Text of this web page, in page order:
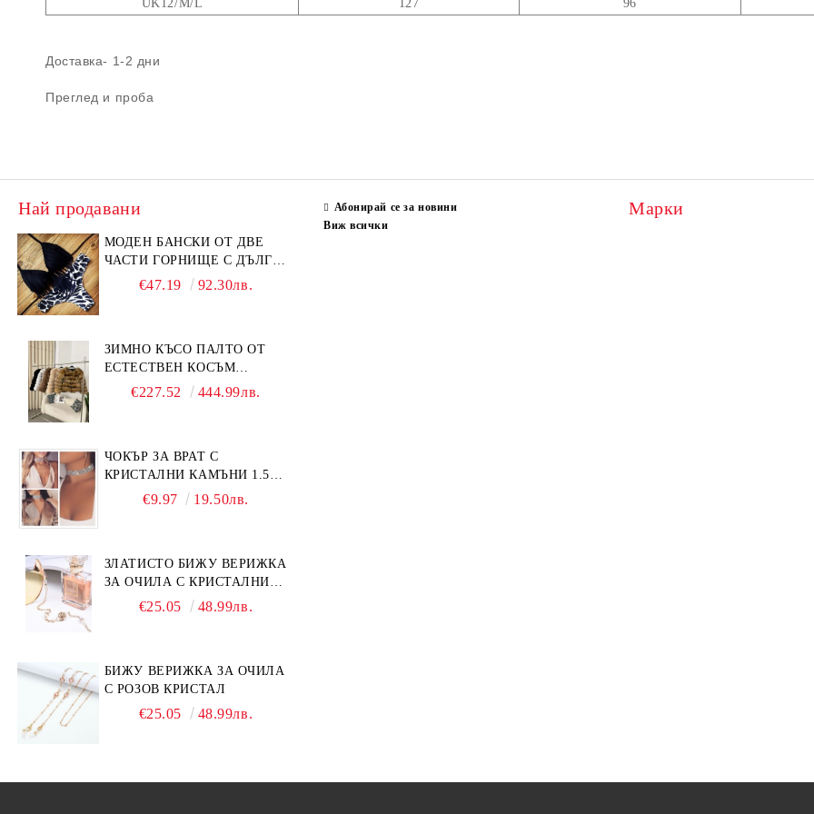
UK12/M/L
127 96
Доставка- 1-2 дни
Преглед и проба
Най продавани
МОДЕН БАНСКИ ОТ ДВЕ
ЧАСТИ ГОРНИЩЕ С ДЪЛГИ
РЕСНИ€47.19 92.30лв.
ЗИМНО КЪСО ПАЛТО ОТ
ЕСТЕСТВЕН КОСЪМ
ЛИСИЦА
€227.52 444.99лв.
ЧОКЪР ЗА ВРАТ С
КРИСТАЛНИ КАМЪНИ 1.5
€9.97 19.50лв.
ЗЛАТИСТО БИЖУ ВЕРИЖКА
ЗА ОЧИЛА С КРИСТАЛНИ
КАМЪНИ И ПЕРЛИ
€25.05 48.99лв.
БИЖУ ВЕРИЖКА ЗА ОЧИЛА
С РОЗОВ КРИСТАЛ
€25.05 48.99лв.
Абонирай се за новини
Виж всички
Марки